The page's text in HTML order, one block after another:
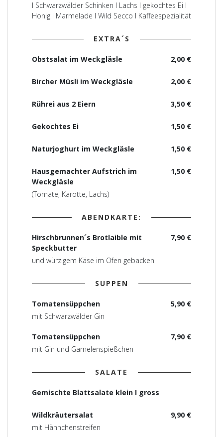
I Schwarzwälder Schinken I Lachs I gekochtes Ei I
Honig I Marmelade I Wild Secco I Kaffeespezialität
EXTRA´S
2,00 €
Obstsalat im Weckgläsle
2,00 €
Bircher Müsli im Weckgläsle
3,50 €
Rührei aus 2 Eiern
1,50 €
Gekochtes Ei
1,50 €
Naturjoghurt im Weckgläsle
1,50 €
Hausgemachter Aufstrich im
Weckgläsle
(Tomate, Karotte, Lachs)
ABENDKARTE:
7,90 €
Hirschbrunnen´s Brotlaible mit
Speckbutter
und würzigem Käse im Ofen gebacken
SUPPEN
5,90 €
Tomatensüppchen
mit Schwarzwälder Gin
7,90 €
Tomatensüppchen
mit Gin und Garnelenspießchen
SALATE
Gemischte Blattsalate klein I gross
9,90 €
Wildkräutersalat
mit Hähnchenstreifen